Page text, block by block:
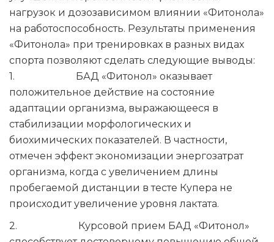
нагрузок и дозозависимом влиянии «Фитонола»
на работоспособность. Результаты применения
«Фитонола» при тренировках в разных видах
спорта позволяют сделать следующие выводы:
1. БАД «Фитонол» оказывает
положительное действие на состояние
адаптации организма, выражающееся в
стабилизации морфологических и
биохимических показателей. В частности,
отмечен эффект экономизации энергозатрат
организма, когда с увеличением длины
пробегаемой дистанции в тесте Купера не
происходит увеличение уровня лактата.
2. Курсовой прием БАД «Фитонол»